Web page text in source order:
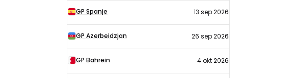
GP Spanje 13 sep 2026
GP Azerbeidzjan 26 sep 2026
GP Bahrein 4 okt 2026